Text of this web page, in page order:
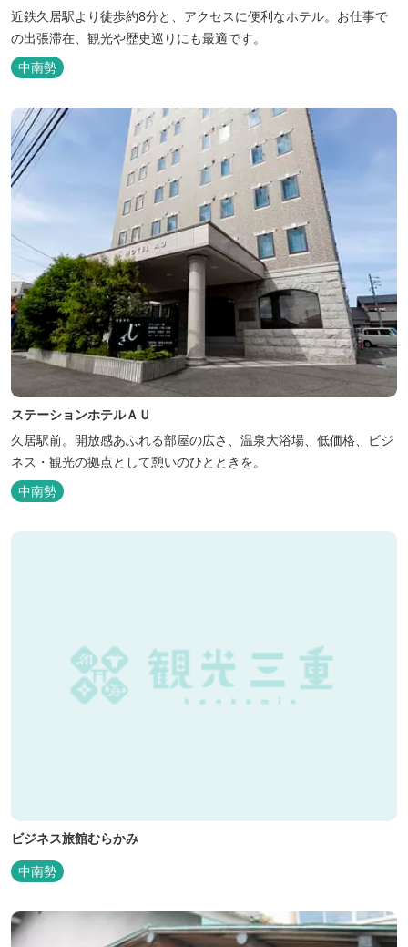
近鉄久居駅より徒歩約8分と、アクセスに便利なホテル。お仕事で
の出張滞在、観光や歴史巡りにも最適です。
中南勢
ステーションホテルＡＵ
久居駅前。開放感あふれる部屋の広さ、温泉大浴場、低価格、ビジ
ネス・観光の拠点として憩いのひとときを。
中南勢
ビジネス旅館むらかみ
中南勢